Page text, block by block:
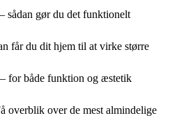
sådan gør du det funktionelt
får du dit hjem til at virke større
for både funktion og æstetik
overblik over de mest almindelige